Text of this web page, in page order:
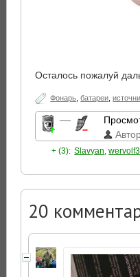
Осталось пожалуй
Фонарь ,батареи ,
—
+ (3): Slavyan,
20